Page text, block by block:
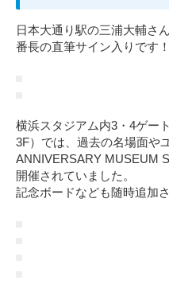
日本大通り駅の三浦大輔さ
番長の直筆サイン入りです！
横浜スタジアム内3・4ゲー
3F）では、過去の名場面や
ANNIVERSARY MUSEUM
開催されていました。
記念ボードなども随時追加